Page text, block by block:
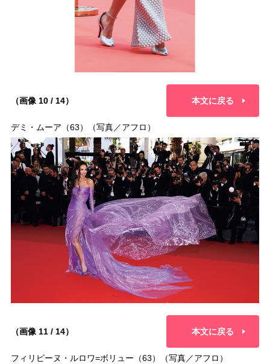
（画像 10 / 14） 本文に戻る
デミ・ムーア（63）（写真／アフロ）
（画像 11 / 14） 本文に戻る
フィリピーヌ・ルロワ=ボリュー（63）（写真／アフロ）